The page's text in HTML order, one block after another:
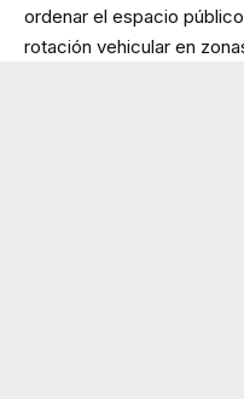
ordenar el espacio
rotación vehicular en